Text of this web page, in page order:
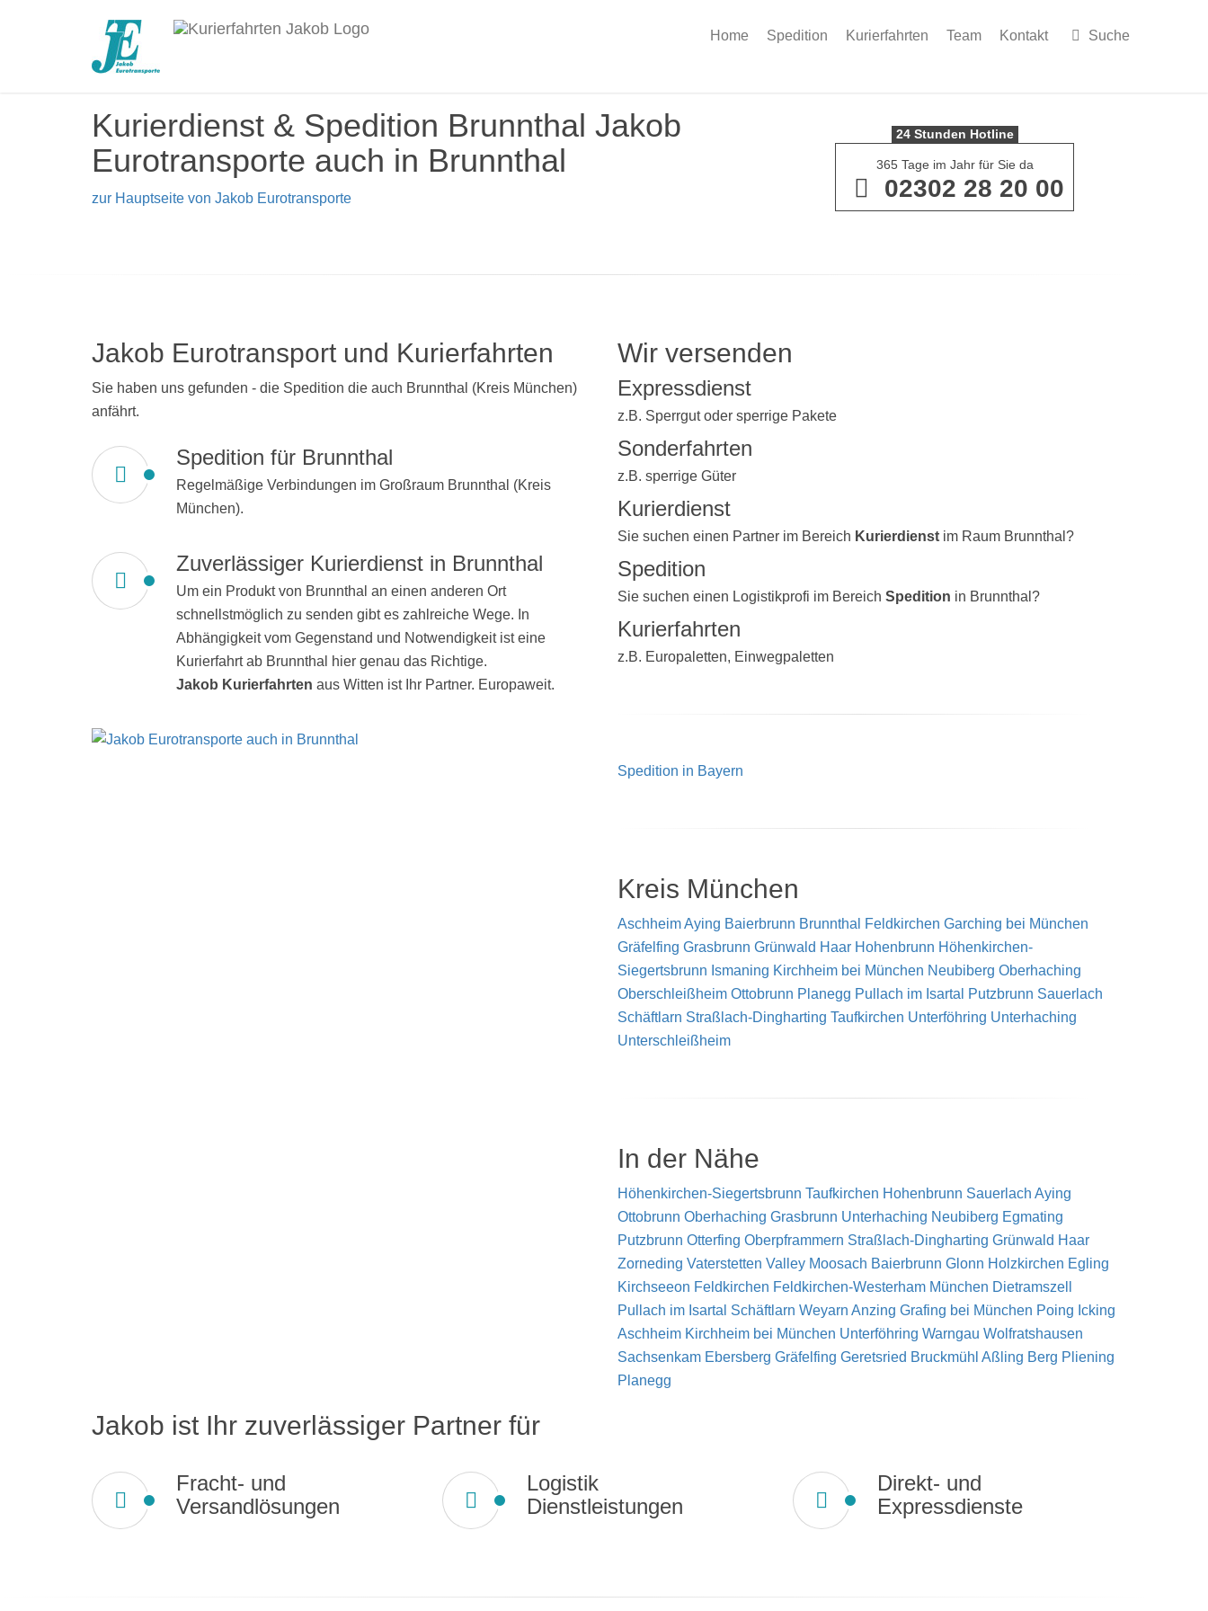
Home Spedition Kurierfahrten Team Kontakt Suche
Kurierdienst & Spedition Brunnthal Jakob
Eurotransporte auch in Brunnthal
zur Hauptseite von Jakob Eurotransporte
24 Stunden Hotline
365 Tage im Jahr für Sie da
02302 28 20 00
Jakob Eurotransport und Kurierfahrten
Sie haben uns gefunden - die Spedition die auch Brunnthal (Kreis München)
anfährt.
Spedition für Brunnthal
Regelmäßige Verbindungen im Großraum Brunnthal (Kreis
München).
Zuverlässiger Kurierdienst in Brunnthal
Um ein Produkt von Brunnthal an einen anderen Ort
schnellstmöglich zu senden gibt es zahlreiche Wege. In
Abhängigkeit vom Gegenstand und Notwendigkeit ist eine
Kurierfahrt ab Brunnthal hier genau das Richtige.
Jakob Kurierfahrten aus Witten ist Ihr Partner. Europaweit.
Wir versenden
Expressdienst
z.B. Sperrgut oder sperrige Pakete
Sonderfahrten
z.B. sperrige Güter
Kurierdienst
Sie suchen einen Partner im Bereich Kurierdienst im Raum Brunnthal?
Spedition
Sie suchen einen Logistikprofi im Bereich Spedition in Brunnthal?
Kurierfahrten
z.B. Europaletten, Einwegpaletten
Spedition in Bayern
Kreis München
AschheimAying Baierbrunn Brunnthal Feldkirchen Garching bei München
Gräfelfing Grasbrunn Grünwald Haar Hohenbrunn Höhenkirchen-
Siegertsbrunn Ismaning Kirchheim bei München Neubiberg Oberhaching
Oberschleißheim Ottobrunn Planegg Pullach im Isartal Putzbrunn Sauerlach
Schäftlarn Straßlach-Dingharting Taufkirchen Unterföhring Unterhaching
Unterschleißheim
In der Nähe
Höhenkirchen-Siegertsbrunn Taufkirchen Hohenbrunn Sauerlach Aying
Ottobrunn Oberhaching Grasbrunn Unterhaching Neubiberg Egmating
Putzbrunn Otterfing Oberpframmern Straßlach-Dingharting Grünwald Haar
Zorneding Vaterstetten Valley Moosach Baierbrunn Glonn Holzkirchen Egling
Kirchseeon Feldkirchen Feldkirchen-Westerham München Dietramszell
Pullach im Isartal Schäftlarn Weyarn Anzing Grafing bei München Poing Icking
Aschheim Kirchheim bei München Unterföhring Warngau Wolfratshausen
Sachsenkam Ebersberg Gräfelfing Geretsried Bruckmühl Aßling Berg Pliening
Planegg
Jakob ist Ihr zuverlässiger Partner für
Fracht- und
Versandlösungen
Logistik
Dienstleistungen
Direkt- und
Expressdienste